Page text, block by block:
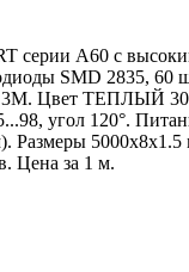
серии A60 с
SMD 2835, 60
3М. Цвет ТЕПЛЫЙ
угол 120°.
Размеры
Цена за 1 м.